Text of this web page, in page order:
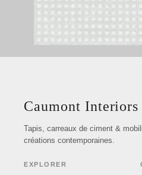
Caumont Interiors
Tapis, carreaux de ciment &
créations contemporaines.
EXPLORER